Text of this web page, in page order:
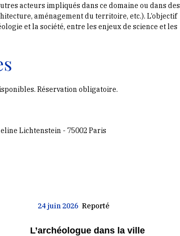
acteurs impliqués dans ce domaine ou dans des
aménagement du territoire, etc.). L’objectif
et la société, entre les enjeux de science et les
Réservation obligatoire.
Lichtenstein - 75002 Paris
24 juin 2026 Reporté
L’archéologue dans la ville